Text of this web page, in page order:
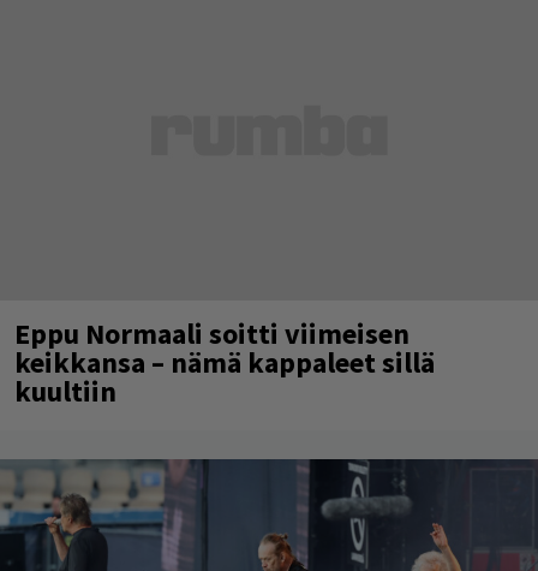
Eppu Normaali soitti viimeisen
keikkansa – nämä kappaleet sillä
kuultiin